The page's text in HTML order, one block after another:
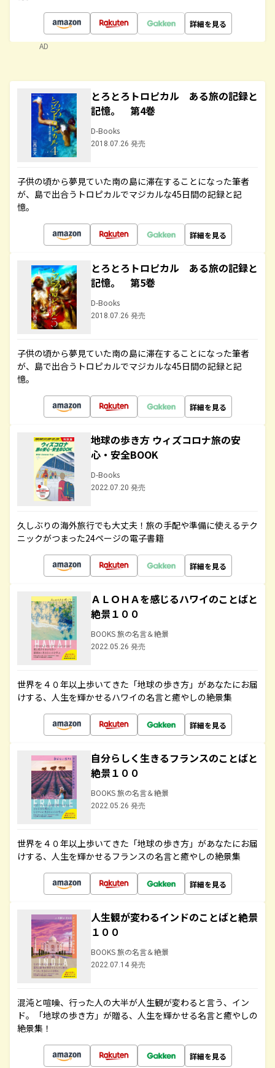
詳細を見る
AD
とろとろトロピカル ある旅の記録と
記憶。 第4巻
D-Books
2018.07.26 発売
子供の頃から夢見ていた南の島に滞在することになった筆者
が、島で出合うトロピカルでマジカルな45日間の記録と記
憶。
詳細を見る
とろとろトロピカル ある旅の記録と
記憶。 第5巻
D-Books
2018.07.26 発売
子供の頃から夢見ていた南の島に滞在することになった筆者
が、島で出合うトロピカルでマジカルな45日間の記録と記
憶。
詳細を見る
地球の歩き方 ウィズコロナ旅の安
心・安全BOOK
D-Books
2022.07.20 発売
久しぶりの海外旅行でも大丈夫！旅の手配や準備に使えるテク
ニックがつまった24ページの電子書籍
詳細を見る
ＡＬＯＨＡを感じるハワイのことばと
絶景１００
BOOKS 旅の名言＆絶景
2022.05.26 発売
世界を４０年以上歩いてきた「地球の歩き方」があなたにお届
けする、人生を輝かせるハワイの名言と癒やしの絶景集
詳細を見る
自分らしく生きるフランスのことばと
絶景１００
BOOKS 旅の名言＆絶景
2022.05.26 発売
世界を４０年以上歩いてきた「地球の歩き方」があなたにお届
けする、人生を輝かせるフランスの名言と癒やしの絶景集
詳細を見る
人生観が変わるインドのことばと絶景
１００
BOOKS 旅の名言＆絶景
2022.07.14 発売
混沌と喧噪、行った人の大半が人生観が変わると言う、イン
ド。「地球の歩き方」が贈る、人生を輝かせる名言と癒やしの
絶景集！
詳細を見る